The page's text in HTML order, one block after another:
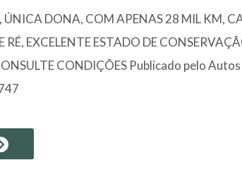
ÚNICA DONA, COM APENAS 28 MIL KM,
RÉ, EXCELENTE ESTADO DE
CONDIÇÕES Publicado pelo